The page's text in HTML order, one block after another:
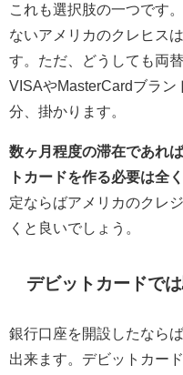
これも選択肢の一つです
ないアメリカのクレヒス
す。ただ、どうしても両
VISAやMasterCardブラン
分、掛かります。
数ヶ月程度の滞在であれ
トカードを作る必要は全
定ならばアメリカのクレ
くと良いでしょう。
デビットカードで
銀行口座を開設したなら
出来ます。デビットカー